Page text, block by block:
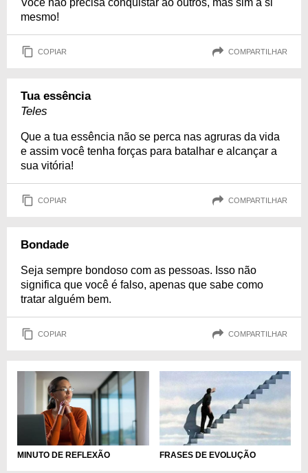
Você não precisa conquistar ao outros, mas sim a si
mesmo!
COPIAR COMPARTILHAR
Tua essência
Teles
Que a tua essência não se perca nas agruras da vida
e assim você tenha forças para batalhar e alcançar a
sua vitória!
COPIAR COMPARTILHAR
Bondade
Seja sempre bondoso com as pessoas. Isso não
significa que você é falso, apenas que sabe como
tratar alguém bem.
COPIAR COMPARTILHAR
MINUTO DE REFLEXÃO FRASES DE EVOLUÇÃO